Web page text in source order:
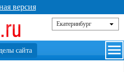
версия